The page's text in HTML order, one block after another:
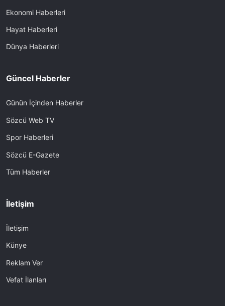
Ekonomi Haberleri
Hayat Haberleri
Dünya Haberleri
Güncel Haberler
Günün İçinden Haberler
Sözcü Web TV
Spor Haberleri
Sözcü E-Gazete
Tüm Haberler
İletişim
İletişim
Künye
Reklam Ver
Vefat İlanları